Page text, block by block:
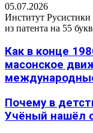
05.07.2026
Институт
из патента на 55
Как в конце
масонское
Почему в
Учёный нашёл